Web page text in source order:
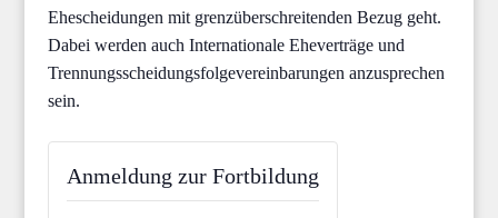
Ehescheidungen mit grenzüberschreitenden Bezug geht.
Dabei werden auch Internationale Eheverträge und
Trennungsscheidungsfolgevereinbarungen anzusprechen
sein.
Anmeldung zur Fortbildung